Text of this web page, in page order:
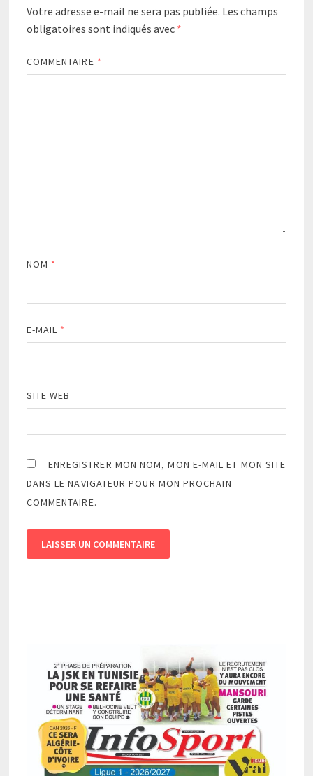
Votre adresse e-mail ne sera pas publiée. Les champs
obligatoires sont indiqués avec *
COMMENTAIRE *
NOM *
E-MAIL *
SITE WEB
ENREGISTRER MON NOM, MON E-MAIL ET MON SITE
DANS LE NAVIGATEUR POUR MON PROCHAIN
COMMENTAIRE.